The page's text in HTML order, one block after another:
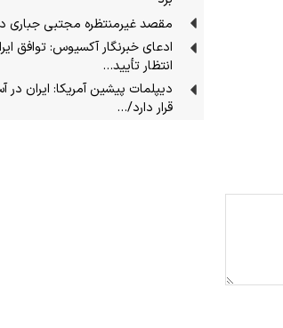
مقصد غیرمنتظره مجتبی
ادعای خبرنگار آکسیوس: توافق
انتظار تأیید…
دیپلمات پیشین آمریکا: ایران در
قرار دارد/…